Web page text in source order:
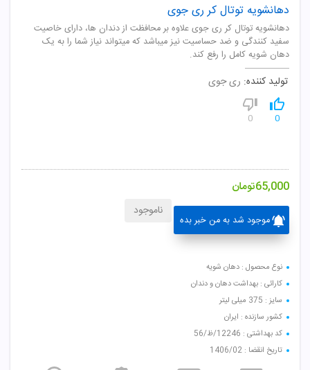
دهانشویه توتال کر ری جوی
دهانشویه توتال کر ری جوی علاوه بر محافظت از دندان ها، دارای خاصیت
سفید کنندگی و ضد حساسیت نیز میباشد که میتواند نیاز شما را به یک
دهان شویه کامل را رفع کند.
تولید کننده: ری جوی
0
0
65,000تومان
موجود شد به من خبر بده
ناموجود
نوع محصول : دهان شویه
کارائی : بهداشت دهان و دندان
سایز : 375 میلی لیتر
کشور سازنده : ایران
کد بهداشتی : 12246/ظ/56
تاریخ انقضا : 1406/02